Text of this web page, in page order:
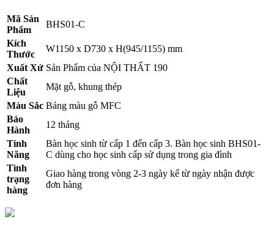
Mã Sản
Phẩm
BHS01-C
Kích
Thước
W1150 x D730 x H(945/1155) mm
Xuất Xứ Sản Phẩm của NỘI THẤT 190
Chất
Liệu
Mặt gỗ, khung thép
Màu Sắc Bảng màu gỗ MFC
Bảo
Hành
12 tháng
Tính
Năng
Bàn học sinh từ cấp 1 đến cấp 3. Bàn học sinh BHS01-
C dùng cho học sinh cấp sử dụng trong gia đình
Tình
trạng
hàng
Giao hàng trong vòng 2-3 ngày kể từ ngày nhận được
đơn hàng